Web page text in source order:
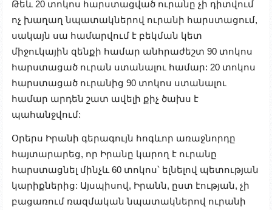
Թեև 20 տոկոս հարստացված ուրանը չի դիտվում
ոչ խաղաղ նպատակներով ուրանի հարստացում,
սակայն սա համարվում է բեկման կետ
միջուկային զենքի համար անհրաժեշտ 90 տոկոս
հարստացած ուրան ստանալու համար: 20 տոկոս
հարստացած ուրանից 90 տոկոս ստանալու
համար արդեն շատ ավելի քիչ ծախս է
պահանջվում:
Օրերս Իրանի գերագույն հոգևոր առաջնորդը
հայտարարեց, որ Իրանը կարող է ուրանը
հարստացնել մինչև 60 տոկոս՝ ելնելով պետության
կարիքներից: Այսպիսով, Իրանն, ըստ էության, չի
բացառում ռազմական նպատակներով ուրանի